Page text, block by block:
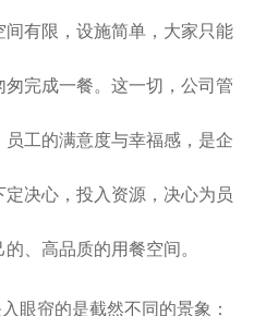
有限，设施简单，大家只能
完成一餐。这一切，公司管
工的满意度与幸福感，是企
决心，投入资源，决心为员
、高品质的用餐空间。
眼帘的是截然不同的景象：